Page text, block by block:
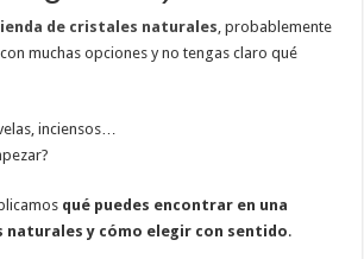
de cristales naturales , probablemente
muchas opciones y no tengas claro qué
inciensos…
qué puedes encontrar en una
naturales y cómo elegir con sentido.